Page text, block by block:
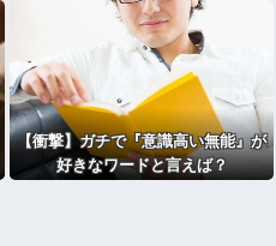
【衝撃】ガチで『意識高い無能』が
好きなワードと言えば？